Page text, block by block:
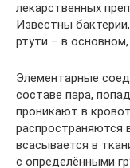
лекарственных
Известны
ртути – в
Элементарные
составе пара,
проникают в
распространяются
всасывается в
с определёнными